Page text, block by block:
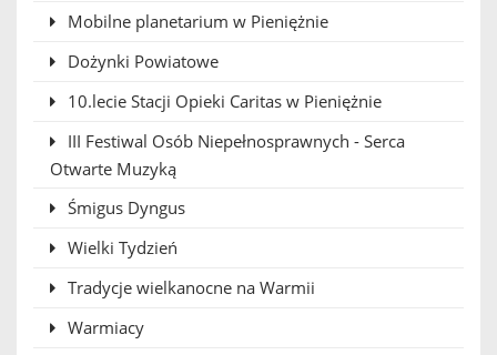
Mobilne planetarium w Pieniężnie
Dożynki Powiatowe
10.lecie Stacji Opieki Caritas w Pieniężnie
III Festiwal Osób Niepełnosprawnych - Serca
Otwarte Muzyką
Śmigus Dyngus
Wielki Tydzień
Tradycje wielkanocne na Warmii
Warmiacy